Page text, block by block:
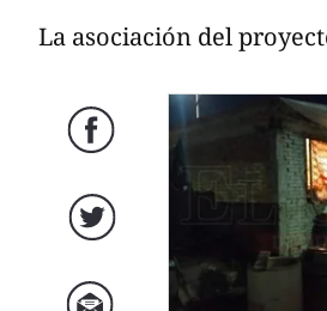
La asociación del
Facebook
Twitter